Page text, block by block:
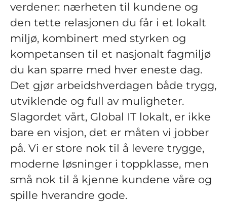
verdener: nærheten til kundene og
den tette relasjonen du får i et lokalt
miljø, kombinert med styrken og
kompetansen til et nasjonalt fagmiljø
du kan sparre med hver eneste dag.
Det gjør arbeidshverdagen både trygg,
utviklende og full av muligheter.
Slagordet vårt, Global IT lokalt, er ikke
bare en visjon, det er måten vi jobber
på. Vi er store nok til å levere trygge,
moderne løsninger i toppklasse, men
små nok til å kjenne kundene våre og
spille hverandre gode.